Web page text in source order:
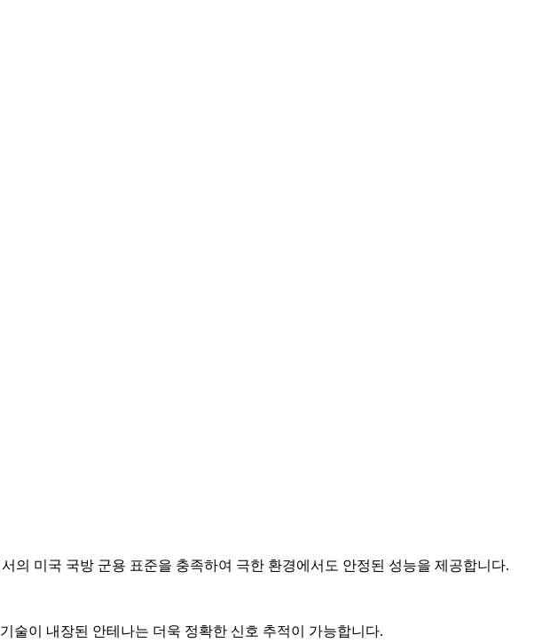
의 미국 국방 군용 표준을 충족하여 극한 환경에서도 안정된 성능을 제공합니다.
술이 내장된 안테나는 더욱 정확한 신호 추적이 가능합니다.